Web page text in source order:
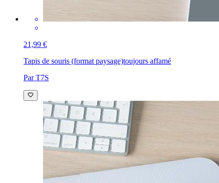
21,99 €
Tapis de souris (format paysage)toujours affamé
Par T7S